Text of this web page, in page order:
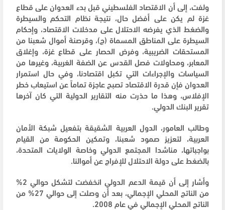
ولفت، إلى أن الاقتصاد الفلسطيني قبل بدء العدوان على قطاع
غزة لم يكن على أفضل حال، نتيجة نظام التحكم والسيطرة
والضغط الذي يفرضه الاحتلال على مدخلات الاقتصاد، وإحكام
السيطرة على المناطق المسماة (ج)، وقرصنة أموال شعبنا من
المستحقات الضريبية، وفرض الحصار على قطاع غزة، وإغلاق
المعابر، ومحاولات فصل القدس عن الضفة الغربية، وغيرها من
السياسات والإجراءات التي تكبل اقتصادنا، وفي حال استمرار
العدوان فإن قدرة الاقتصاد تصبح عاجزة تماماً عن استيعاب خطر
الإفلاس، وهذا ما حذرت منه التقارير الدولية التي كان آخرها
تقرير البنك الدولي.
وطالب العامور، الدول العربية الشقيقة بتفعيل شبكة الأمان
العربية، لتعزيز صمود شعبنا، وتمكين الحكومة من القيام
بواجباتها، مناشدا المجتمع الدولي وخاصة الولايات المتحدة،
بالضغط على دولة الاحتلال للإفراج عن أموالنا.
وأشار إلى أن قيمة الدعم الدولي انخفضت لتشكل حوالي 2%
من الناتج المحلي الإجمالي، بعد أن وصلت إلى حوالي 27% من
الناتج المحلي الإجمالي في عام 2008.